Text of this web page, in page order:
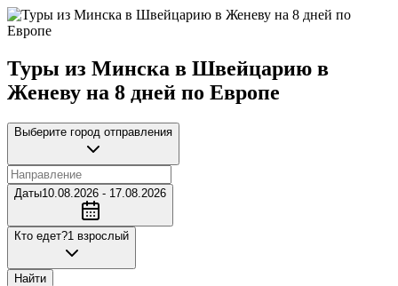
Туры из Минска в Швейцарию в
Женеву на 8 дней по Европе
Выберите город отправления
Даты10.08.2026 - 17.08.2026
Кто едет?1 взрослый
Найти